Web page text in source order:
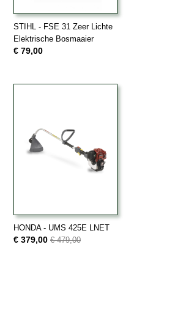
STIHL - FSE 31 Zeer Lichte
Elektrische Bosmaaier
€ 79,00
HONDA - UMS 425E LNET
€ 379,00 € 479,00